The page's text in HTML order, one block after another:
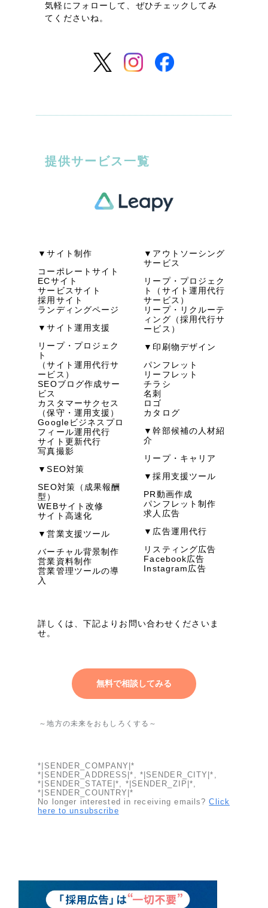
気軽にフォローして、ぜひチェックしてみ
てくださいね。
提供サービス一覧
▼サイト制作
コーポレートサイト
ECサイト
サービスサイト
採用サイト
ランディングページ
▼サイト運用支援
リープ・プロジェク
ト
（サイト運用代行サ
ービス）
SEOブログ作成サー
ビス
カスタマーサクセス
（保守・運用支援）
Googleビジネスプロ
フィール運用代行
サイト更新代行
写真撮影
▼SEO対策
SEO対策（成果報酬
型）
WEBサイト改修
サイト高速化
▼営業支援ツール
バーチャル背景制作
営業資料制作
営業管理ツールの導
入
▼アウトソーシング
サービス
リープ・プロジェク
ト（サイト運用代行
サービス）
リープ・リクルーテ
ィング（採用代行サ
ービス）
▼印刷物デザイン
パンフレット
リーフレット
チラシ
名刺
ロゴ
カタログ
▼幹部候補の人材紹
介
リープ・キャリア
▼採用支援ツール
PR動画作成
パンフレット制作
求人広告
▼広告運用代行
リスティング広告
Facebook広告
Instagram広告
詳しくは、下記よりお問い合わせくださいま
せ。
無料で相談してみる
～地方の未来をおもしろくする～
*|SENDER_COMPANY|*
*|SENDER_ADDRESS|*, *|SENDER_CITY|*,
*|SENDER_STATE|*, *|SENDER_ZIP|*,
*|SENDER_COUNTRY|*
No longer interested in receiving emails?Click
here to unsubscribe